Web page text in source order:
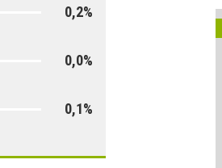
0,2%
0,0%
0,1%